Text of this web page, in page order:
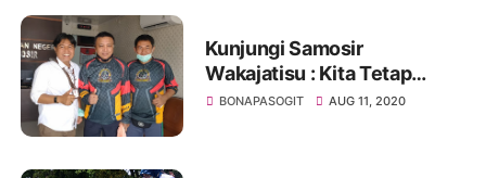
Kunjungi Samosir
Wakajatisu : Kita Tetap
Berkantor Dengan Protokol
BONAPASOGIT AUG 11, 2020